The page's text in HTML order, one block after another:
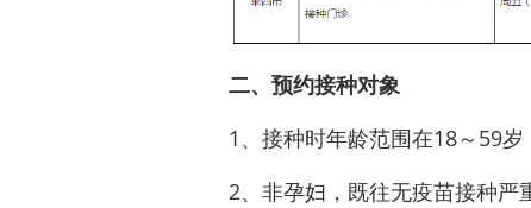
二、预约接种对象
1、接种时年龄范围在18～59岁
2、非孕妇，既往无疫苗接种严